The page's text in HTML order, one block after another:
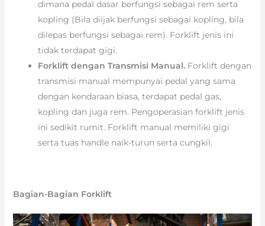
dimana pedal dasar berfungsi sebagai rem serta
kopling (Bila diijak berfungsi sebagai kopling, bila
dilepas berfungsi sebagai rem). Forklift jenis ini
tidak terdapat gigi.
Forklift dengan Transmisi Manual.Forklift dengan
transmisi manual mempunyai pedal yang sama
dengan kendaraan biasa, terdapat pedal gas,
kopling dan juga rem. Pengoperasian forklift jenis
ini sedikit rumit. Forklift manual memiliki gigi
serta tuas handle naik-turun serta cungkil.
Bagian-Bagian Forklift